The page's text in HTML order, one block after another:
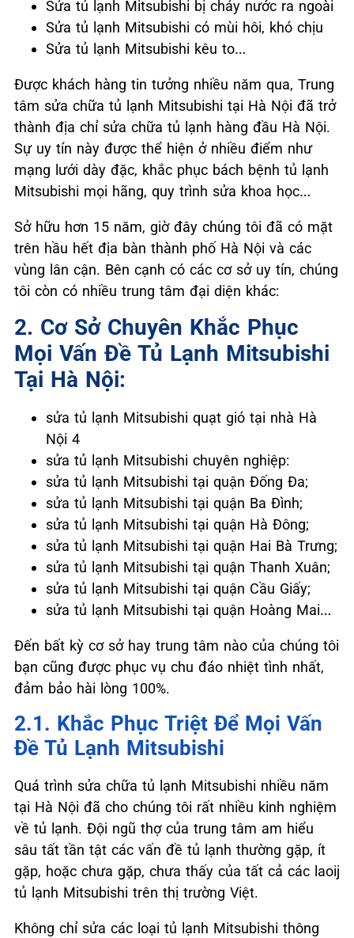
Sửa tủ lạnh Mitsubishi bị chảy nước ra ngoài
Sửa tủ lạnh Mitsubishi có mùi hôi, khó chịu
Sửa tủ lạnh Mitsubishi kêu to…
Được khách hàng tin tưởng nhiều năm qua, Trung
tâm sửa chữa tủ lạnh Mitsubishi tại Hà Nội đã trở
thành địa chỉ sửa chữa tủ lạnh hàng đầu Hà Nội.
Sự uy tín này được thể hiện ở nhiều điểm như
mạng lưới dày đặc, khắc phục bách bệnh tủ lạnh
Mitsubishi mọi hãng, quy trình sửa khoa học…
Sở hữu hơn 15 năm, giờ đây chúng tôi đã có mặt
trên hầu hết địa bàn thành phố Hà Nội và các
vùng lân cận. Bên cạnh có các cơ sở uy tín, chúng
tôi còn có nhiều trung tâm đại diện khác:
2. Cơ Sở Chuyên Khắc Phục
Mọi Vấn Đề Tủ Lạnh Mitsubishi
Tại Hà Nội:
sửa tủ lạnh Mitsubishi quạt gió tại nhà Hà
Nội 4
sửa tủ lạnh Mitsubishi chuyên nghiệp:
sửa tủ lạnh Mitsubishi tại quận Đống Đa;
sửa tủ lạnh Mitsubishi tại quận Ba Đình;
sửa tủ lạnh Mitsubishi tại quận Hà Đông;
sửa tủ lạnh Mitsubishi tại quận Hai Bà Trưng;
sửa tủ lạnh Mitsubishi tại quận Thanh Xuân;
sửa tủ lạnh Mitsubishi tại quận Cầu Giấy;
sửa tủ lạnh Mitsubishi tại quận Hoàng Mai…
Đến bất kỳ cơ sở hay trung tâm nào của chúng tôi
bạn cũng được phục vụ chu đáo nhiệt tình nhất,
đảm bảo hài lòng 100%.
2.1. Khắc Phục Triệt Để Mọi Vấn
Đề Tủ Lạnh Mitsubishi
Quá trình sửa chữa tủ lạnh Mitsubishi nhiều năm
tại Hà Nội đã cho chúng tôi rất nhiều kinh nghiệm
về tủ lạnh. Đội ngũ thợ của trung tâm am hiểu
sâu tất tần tật các vấn đề tủ lạnh thường gặp, ít
gặp, hoặc chưa gặp, chưa thấy của tất cả các laoij
tủ lạnh Mitsubishi trên thị trường Việt.
Không chỉ sửa các loại tủ lạnh Mitsubishi thông